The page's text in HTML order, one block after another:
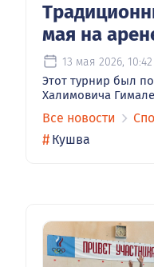
мая на
13 мая 2026, 10:42
Этот турнир был
Халимовича
Все новости
# Кушва